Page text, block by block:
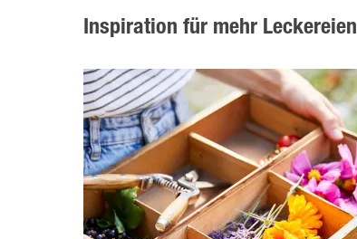
Inspiration für mehr Leckereien